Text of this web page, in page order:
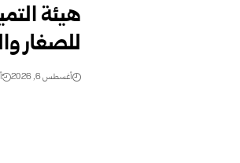
هيئة
للصغار
أغسطس 6, 2026